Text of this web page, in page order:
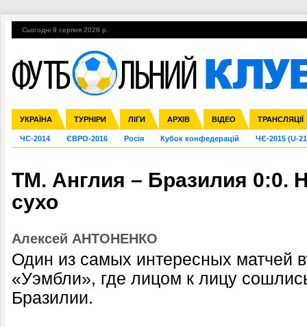
Сьогодні 9 серпня 2026 р.
УКРАЇНА ТУРНІРИ ЛІГИ АРХІВ ВІДЕО ТРАНСЛЯЦІЇ
Збірна Прем'єр-ліга Перша ліга Друга ліга Кубок України
Ліга чемпіонів Ліга Європи Міжнародні Ліга націй Ліга
Англія Іспанія Італія Німеччина Франція Інші
ЧС-2014 ЄВРО-2016 Росія Кубок конфедерацій ЧЄ-2015 (U-
Гарячі теми УПЛ, 2-й тур ВІЙНА УПЛ-ПЕРЕХОДИ
ТМ. Англия – Бразилия 0:0.
сухо
Алексей АНТОНЕНКО
Один из самых интересных матчей
«Уэмбли», где лицом к лицу
Бразилии.